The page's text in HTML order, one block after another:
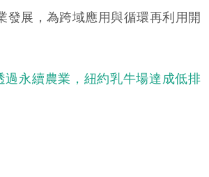
發展，為跨域應用與循環再利用開
過永續農業，紐約乳牛場達成低排